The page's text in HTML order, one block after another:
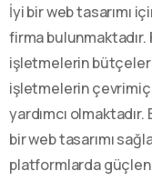
İyi bir web tasarımı
firma bulunmaktadır.
işletmelerin
işletmelerin
yardımcı
bir web tasarımı
platformlarda